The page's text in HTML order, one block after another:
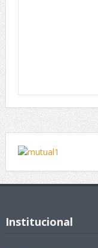
Institucional